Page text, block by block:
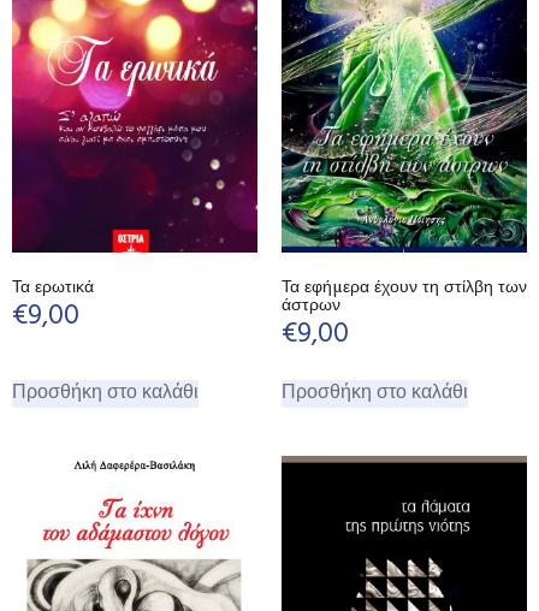
Τα ερωτικά
€9,00
Προσθήκη στο καλάθι
Τα εφήμερα έχουν τη στίλβη των
άστρων
€9,00
Προσθήκη στο καλάθι